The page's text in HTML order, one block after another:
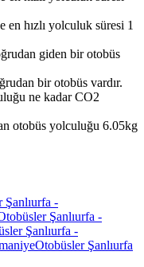
en hızlı yolculuk süresi 1
giden bir otobüs
bir otobüs vardır.
ne kadar CO2
otobüs yolculuğu 6.05kg
Şanlıurfa -
Şanlıurfa -
Şanlıurfa -
Otobüsler Şanlıurfa